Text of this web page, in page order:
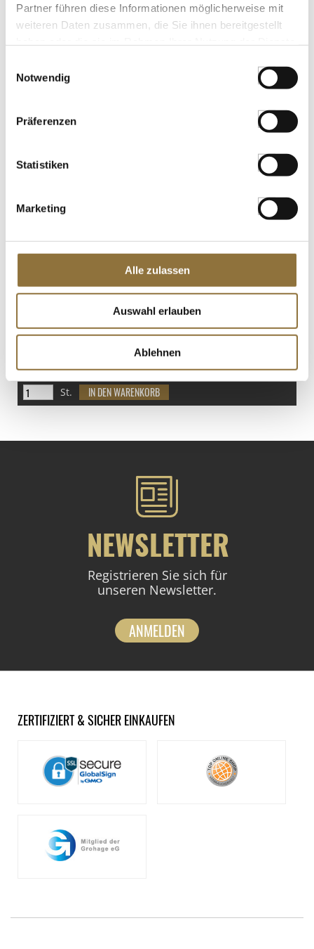
Partner führen diese Informationen möglicherweise mit
weiteren Daten zusammen, die Sie ihnen bereitgestellt
Notwendig
Präferenzen
Statistiken
Marketing
Alle zulassen
Auswahl erlauben
Ablehnen
Mehrweg Bambusschale schwarz, flach
& massiv, Quadrat 6x6cm,
Cock Brand, 650 ml
Art.Nr.:12742
St.
NEWSLETTER
Registrieren Sie sich für
unseren Newsletter.
ANMELDEN
ZERTIFIZIERT & SICHER EINKAUFEN